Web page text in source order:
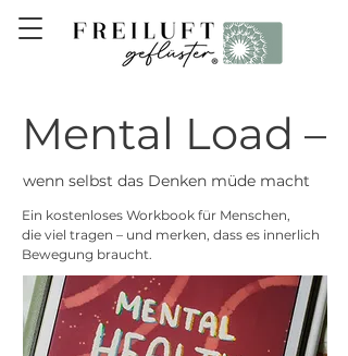
Mental Load –
wenn selbst das Denken müde macht
Ein kostenloses Workbook für Menschen,
die viel tragen – und merken, dass es innerlich
Bewegung braucht.